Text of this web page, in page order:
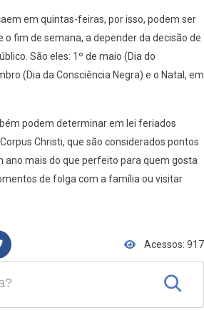
em quintas-feiras, por isso, podem ser
o fim de semana, a depender da decisão de
São eles: 1º de maio (Dia do
(Dia da Consciência Negra) e o Natal, em
podem determinar em lei feriados
Christi, que são considerados pontos
ano mais do que perfeito para quem gosta
de folga com a família ou visitar
Acessos: 917